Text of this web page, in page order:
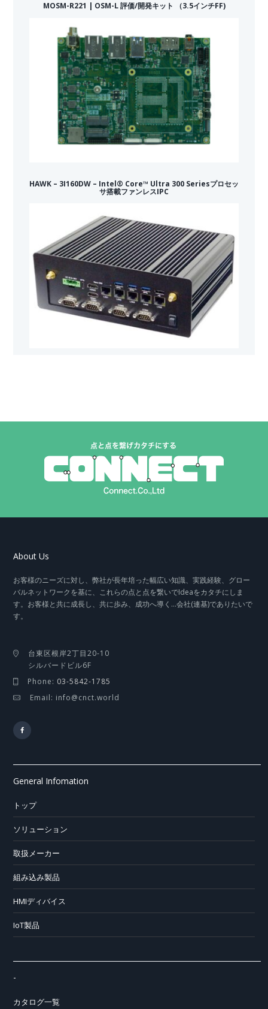
MOSM-R221 | OSM-L 評価/開発キット （3.5インチFF)
HAWK – 3I160DW – Intel® Core™ Ultra 300 Seriesプロセッ
サ搭載ファンレスIPC
About Us
お客様のニーズに対し、弊社が長年培った幅広い知識、実践経験、グロー
バルネットワークを基に、これらの点と点を繋いでIdeaをカタチにしま
す。お客様と共に成長し、共に歩み、成功へ導く…会社(連基)でありたいで
す。
台東区根岸2丁目20-10
シルバードビル6F
Phone: 03-5842-1785
Email: info@cnct.world
General Infomation
トップ
ソリューション
取扱メーカー
組み込み製品
HMIディバイス
IoT製品
-
カタログ一覧